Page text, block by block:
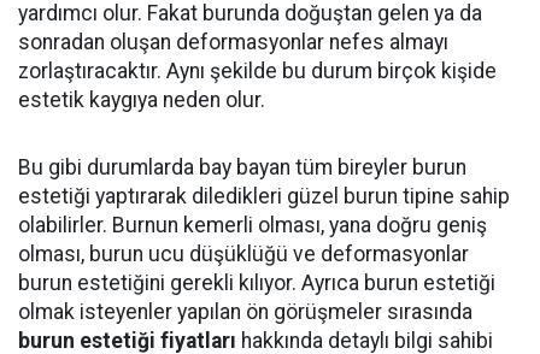
yardımcı olur. Fakat burunda doğuştan gelen ya da
sonradan oluşan deformasyonlar nefes almayı
zorlaştıracaktır. Aynı şekilde bu durum birçok kişide
estetik kaygıya neden olur.
Bu gibi durumlarda bay bayan tüm bireyler burun
estetiği yaptırarak diledikleri güzel burun tipine sahip
olabilirler. Burnun kemerli olması, yana doğru geniş
olması, burun ucu düşüklüğü ve deformasyonlar
burun estetiğini gerekli kılıyor. Ayrıca burun estetiği
olmak isteyenler yapılan ön görüşmeler sırasında
burun estetiği fiyatları hakkında detaylı bilgi sahibi